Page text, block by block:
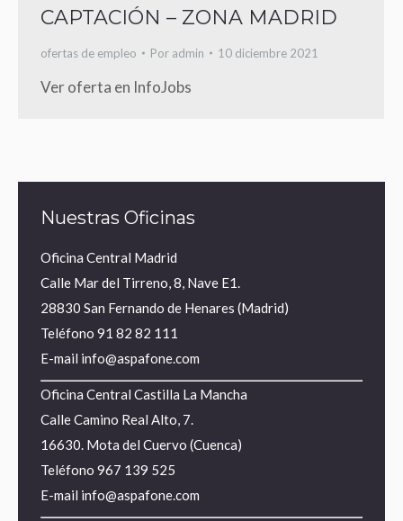
CAPTACIÓN – ZONA MADRID
ofertas de empleo Por admin 10 diciembre 2021
Ver oferta en InfoJobs
Nuestras Oficinas
Oficina Central Madrid
Calle Mar del Tirreno, 8, Nave E1.
28830 San Fernando de Henares (Madrid)
Teléfono 91 82 82 111
E-mail info@aspafone.com
Oficina Central Castilla La Mancha
Calle Camino Real Alto, 7.
16630. Mota del Cuervo (Cuenca)
Teléfono 967 139 525
E-mail info@aspafone.com